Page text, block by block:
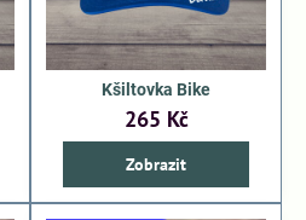
Kšiltovka Bike
265 Kč
Zobrazit